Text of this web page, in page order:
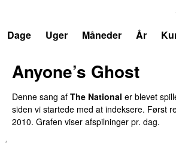
Dage
Uger Måneder År
Anyone’s Ghost
Denne sang af The National er blevet
siden vi startede med at indeksere. Først
2010. Grafen viser afspilninger pr. dag.